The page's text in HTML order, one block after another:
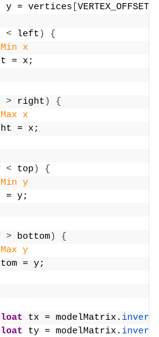
y = vertices
< left )
{
x
= x;
> right )
{
x
= x;
< top )
{
y
= y;
> bottom)
{
y
= y;
tx = modelMatrix.
ty = modelMatrix.